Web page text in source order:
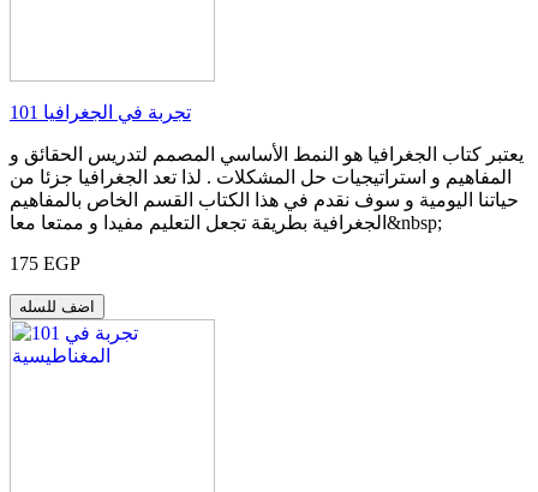
101 تجربة في الجغرافيا
يعتبر كتاب الجغرافيا هو النمط الأساسي المصمم لتدريس الحقائق و
المفاهيم و استراتيجيات حل المشكلات . لذا تعد الجغرافيا جزئا من
حياتنا اليومية و سوف نقدم في هذا الكتاب القسم الخاص بالمفاهيم
الجغرافية بطريقة تجعل التعليم مفيدا و ممتعا معا&nbsp;
175 EGP
اضف للسله